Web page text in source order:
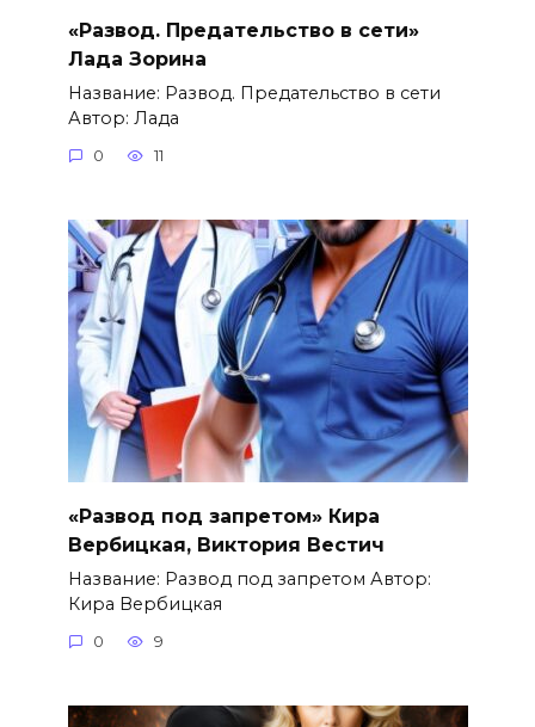
«Развод. Предательство в сети»
Лада Зорина
Название: Развод. Предательство в сети
Автор: Лада
0 11
«Развод под запретом» Кира
Вербицкая, Виктория Вестич
Название: Развод под запретом Автор:
Кира Вербицкая
0 9